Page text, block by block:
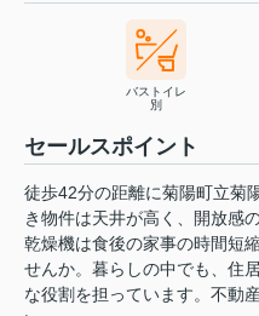
バストイレ
別
セールスポイント
徒歩42分の距離に菊陽町立菊
き物件は天井が高く、開放感
乾燥機は食後の家事の時間短
せんか。暮らしの中でも、住
な役割を担っています。不動